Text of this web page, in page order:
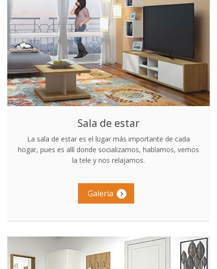
Sala de estar
La sala de estar es el lugar más importante de cada
hogar, pues es allí donde socializamos, hablamos, vemos
la tele y nos relajamos.
Galeria